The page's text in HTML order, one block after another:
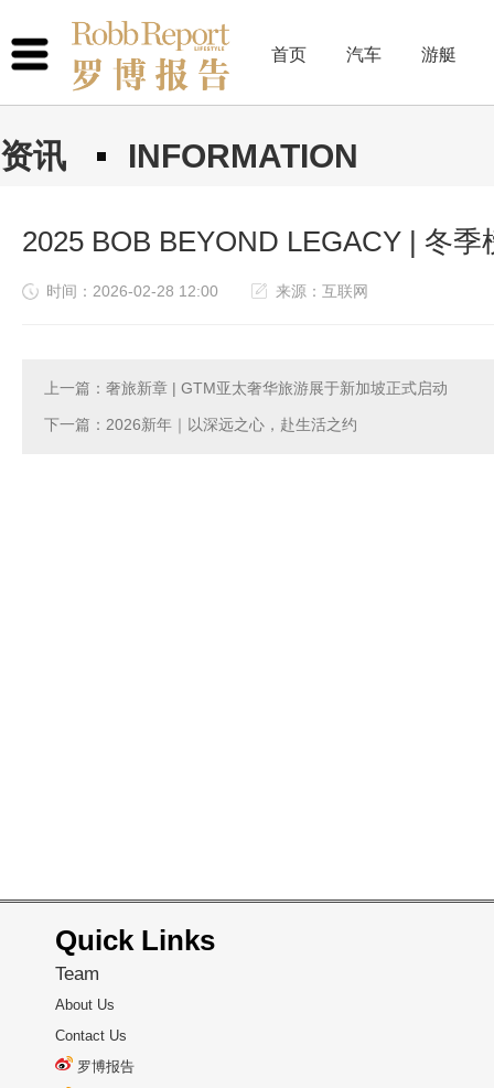
首页 汽车 游艇
资讯 INFORMATION
2025 BOB BEYOND LEGACY | 冬
时间：2026-02-28 12:00 来源：互联网
上一篇：奢旅新章 | GTM亚太奢华旅游展于新加坡正式启动
下一篇：2026新年｜以深远之心，赴生活之约
Quick Links
Team
About Us
Contact Us
罗博报告